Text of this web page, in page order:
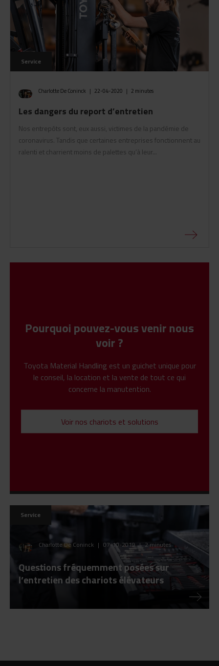
Service
Charlotte De Coninck | 22-04-2020 | 2 minutes
Les dangers du report d’entretien
Nos entrepôts sont, eux aussi, victimes de la pandémie de
coronavirus. Tandis que certaines entreprises fonctionnent au
ralenti et charrient moins de palettes qu’à leur...
Pourquoi pouvez-vous venir nous
voir ?
Toyota Material Handling est un guichet unique pour
le conseil, la location et la vente de tout ce qui
concerne la manutention.
Voir nos chariots et solutions
Service
Charlotte De Coninck | 07-10-2019 | 2 minutes
Questions fréquemment posées sur
l’entretien des chariots élévateurs